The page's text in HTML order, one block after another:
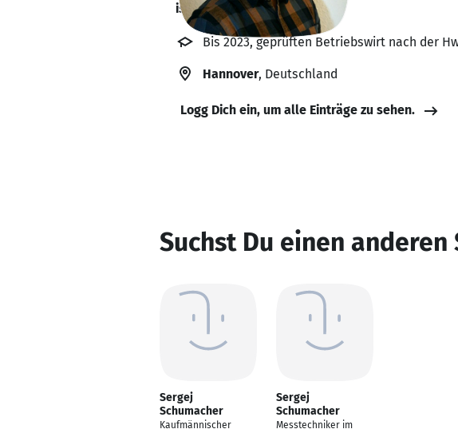
ist offen für Projekte. 🔎
Bis 2023, geprüften Betriebswirt nach der
Hannover, Deutschland
Logg Dich ein, um alle Einträge zu sehen.
Suchst Du einen anderen
Sergej
Schumacher
Kaufmännischer
Sergej
Schumacher
Messtechniker im